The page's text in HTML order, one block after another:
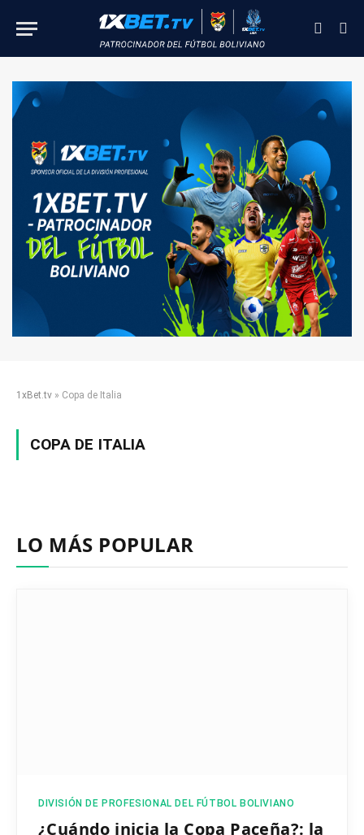
1xBet.tv » Copa de Italia
COPA DE ITALIA
LO MÁS POPULAR
DIVISIÓN DE PROFESIONAL DEL FÚTBOL BOLIVIANO
¿Cuándo inicia la Copa Paceña?: la